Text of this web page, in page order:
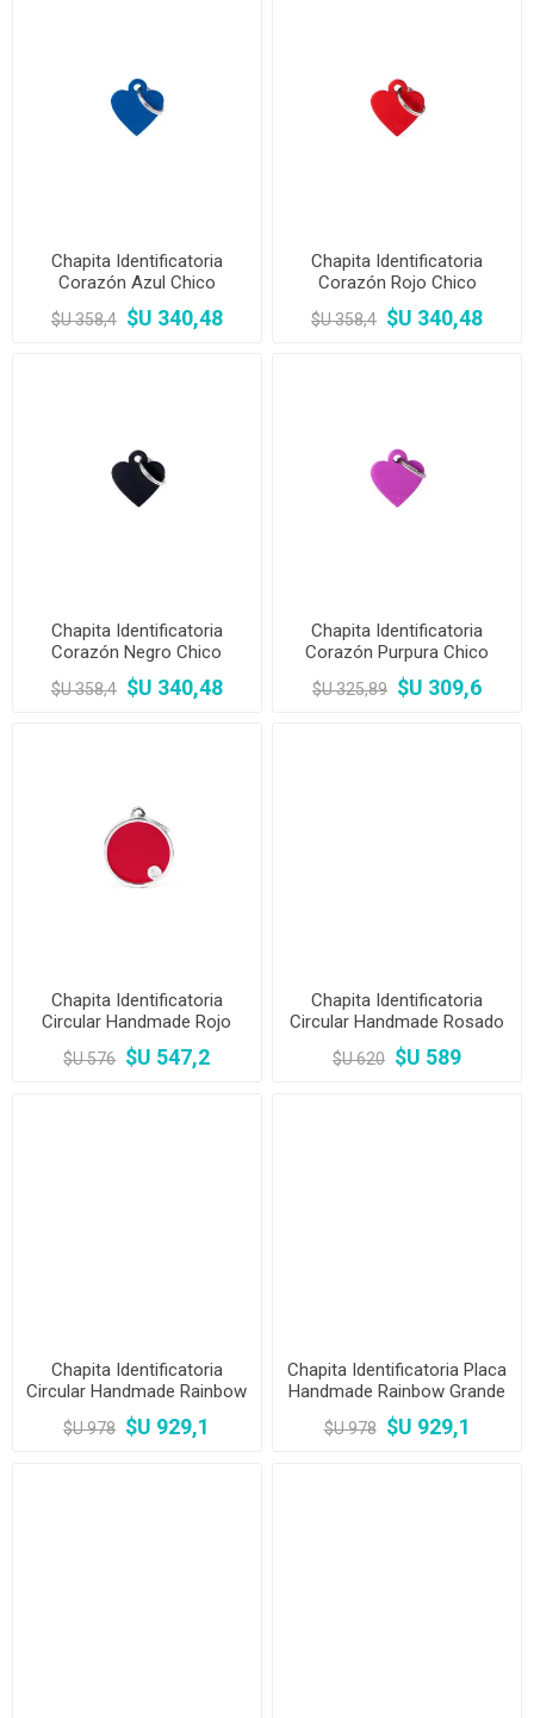
Chapita Identificatoria
Corazón Azul Chico
$U 358,4 $U 340,48
Chapita Identificatoria
Corazón Rojo Chico
$U 358,4 $U 340,48
Chapita Identificatoria
Corazón Negro Chico
$U 358,4 $U 340,48
Chapita Identificatoria
Corazón Purpura Chico
$U 325,89 $U 309,6
Chapita Identificatoria
Circular Handmade Rojo
Grande
$U 576 $U 547,2
Chapita Identificatoria
Circular Handmade Rosado
Grande
$U 620 $U 589
Chapita Identificatoria
Circular Handmade Rainbow
Chico
$U 978 $U 929,1
Chapita Identificatoria Placa
Handmade Rainbow Grande
$U 978 $U 929,1